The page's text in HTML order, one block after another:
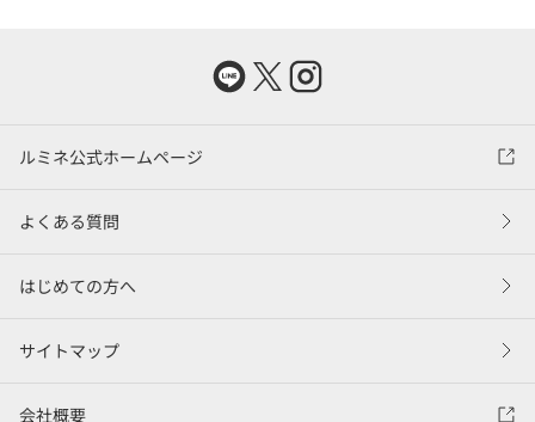
ルミネ公式ホームページ
よくある質問
はじめての方へ
サイトマップ
会社概要